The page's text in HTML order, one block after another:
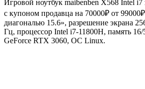
Игровой ноутбук maibenben X568 Intel i7
с купоном продавца на 70000₽ от
диагональю 15.6», разрешение экрана
Гц, процессор Intel i7-11800H, память
GeForce RTX 3060, ОС Linux.